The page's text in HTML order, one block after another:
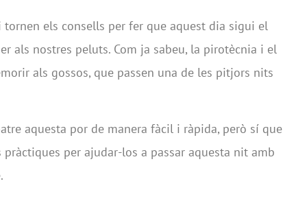
tornen els consells per fer que aquest dia sigui el
als nostres peluts. Com ja sabeu, la pirotècnia i el
als gossos, que passen una de les pitjors nits
aquesta por de manera fàcil i ràpida, però sí que
per ajudar-los a passar aquesta nit amb